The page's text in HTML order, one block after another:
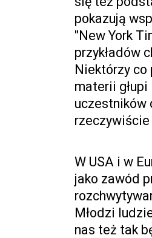
pokazują
"New York
przykładów
Niektórzy co
materii
uczestników
W USA i w
jako zawód
Młodzi
nas też tak